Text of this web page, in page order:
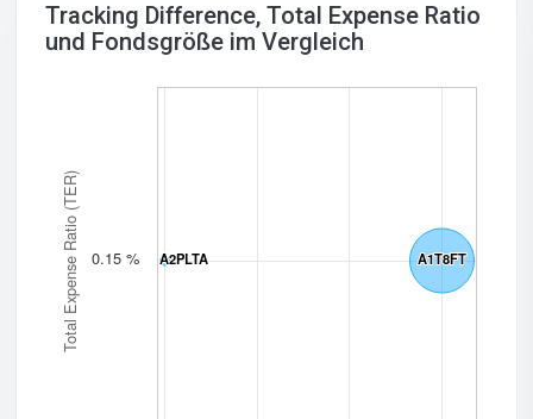
Tracking Difference, Total Expense Ratio
und Fondsgröße im Vergleich
Total Expense Ratio (TER) A1T8FT
A1T8FT
A2PLTA
A2PLTA
0.15 %